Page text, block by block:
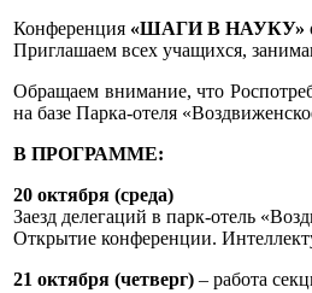
Конференция «ШАГИ В НАУКУ»
Приглашаем всех учащихся,
Обращаем внимание, что
на базе Парка-отеля
В ПРОГРАММЕ:
20 октября (среда)
Заезд делегаций в парк-отель
Открытие конференции.
21 октября (четверг) – работа